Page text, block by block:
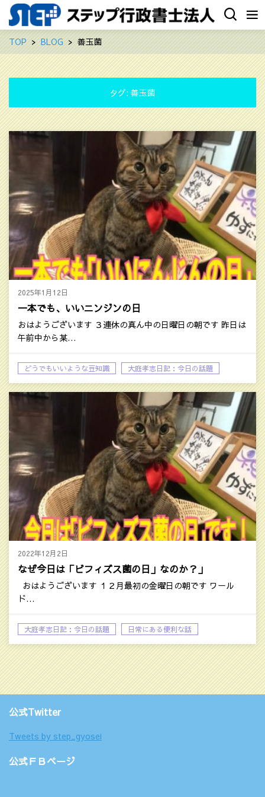
TOP BLOG 善玉菌
タグ: 善玉菌
2025年1月12日
一本でも、いいニンジンの日
おはようございます ３連休の真ん中の日曜日の朝です 昨日は
午前中から某…
どうでもいいような豆知識 大庭孝志日記：今日の話題
2022年12月2日
なぜ今日は「ビフィズス菌の日」なのか？」
おはようございます １２月最初の金曜日の朝です ワール
ド…
大庭孝志日記：今日の話題
日常にある便利な話
時事ネタ
公式Twitter
Tweets by step_gyosei
公式ＦＢページ